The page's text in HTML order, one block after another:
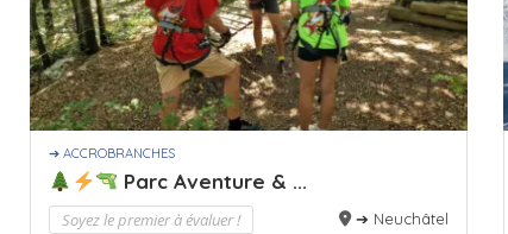
➔ ACCROBRANCHES
Parc Aventure & ...
Soyez le premier à évaluer ! ➔ Neuchâtel